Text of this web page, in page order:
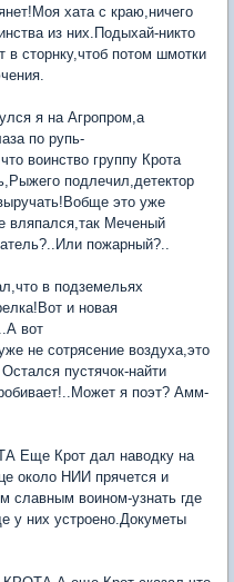
хата с краю,ничего
из них.Подыхай-никто
в сторнку,чтоб потом шмотки
я на Агропром,а
по рупь-
воинство группу Крота
подлечил,детектор
это уже
вляпался,так Меченый
пожарный?..
в подземельях
и новая
вот
не сотрясение воздуха,это
пустячок-найти
я поэт? Амм-
Еще Крот дал наводку на
около НИИ прячется и
славным воином-узнать где
у них устроено.Докуметы